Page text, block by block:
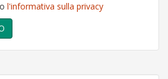
l'informativa sulla privacy